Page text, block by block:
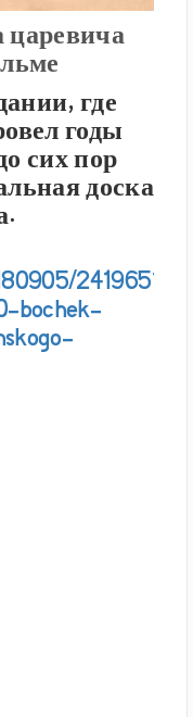
царевича
где
годы
сих пор
доска
bochek-